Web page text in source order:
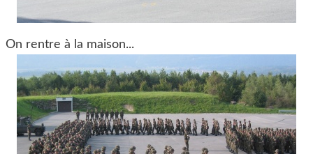
On rentre à la maison...